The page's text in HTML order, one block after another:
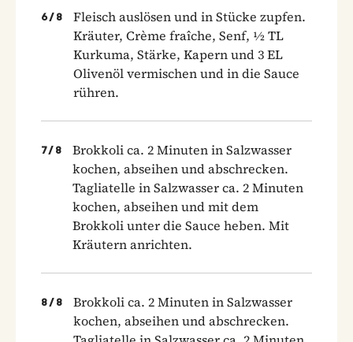
6/ 8
Fleisch auslösen und in Stücke zupfen.
Kräuter, Crème fraîche, Senf, ½ TL
Kurkuma, Stärke, Kapern und 3 EL
Olivenöl vermischen und in die Sauce
rühren.
7/ 8
Brokkoli ca. 2 Minuten in Salzwasser
kochen, abseihen und abschrecken.
Tagliatelle in Salzwasser ca. 2 Minuten
kochen, abseihen und mit dem
Brokkoli unter die Sauce heben. Mit
Kräutern anrichten.
8 / 8
Brokkoli ca. 2 Minuten in Salzwasser
kochen, abseihen und abschrecken.